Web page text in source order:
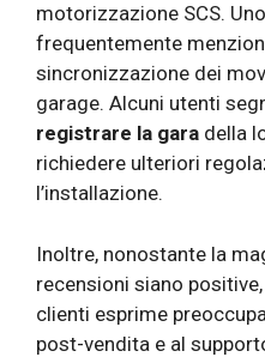
motorizzazione SCS.
frequentemente
sincronizzazione dei
garage. Alcuni utenti
registrare la gara della
richiedere ulteriori
l’installazione.
Inoltre, nonostante la
recensioni siano
clienti esprime
post-vendita e al